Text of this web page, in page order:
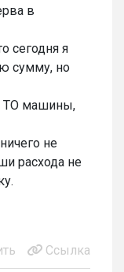
в
сегодня я
сумму, но
ТО машины,
не
расхода не
Ссылка